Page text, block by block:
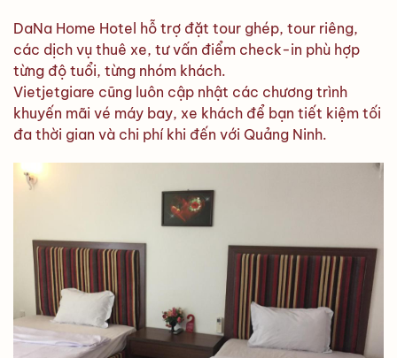
DaNa Home Hotel hỗ trợ đặt tour ghép, tour riêng,
các dịch vụ thuê xe, tư vấn điểm check-in phù hợp
từng độ tuổi, từng nhóm khách.
Vietjetgiare cũng luôn cập nhật các chương trình
khuyến mãi vé máy bay, xe khách để bạn tiết kiệm tối
đa thời gian và chi phí khi đến với Quảng Ninh.